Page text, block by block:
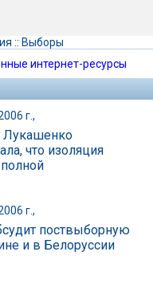
:: Выборы
интернет-ресурсы
г.,
Лукашенко
что изоляция
г.,
поствыборную
и в Белоруссии